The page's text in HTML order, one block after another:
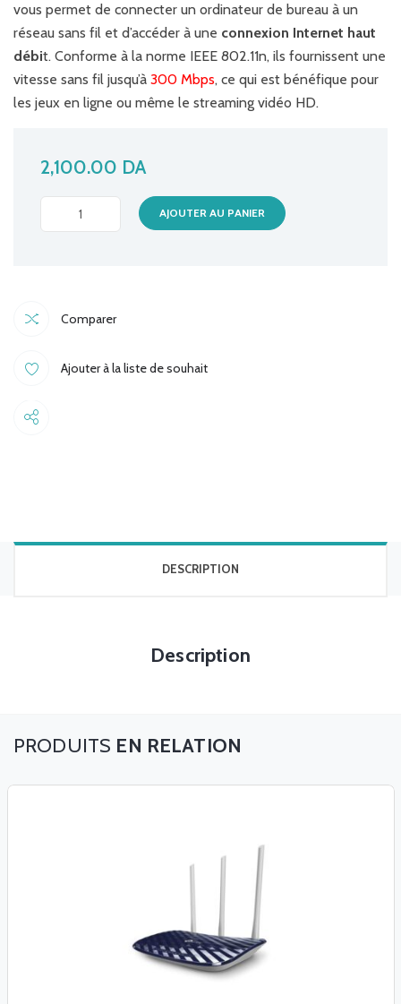
vous permet de connecter un ordinateur de bureau à un
réseau sans fil et d’accéder à une connexion Internet haut
débit. Conforme à la norme IEEE 802.11n, ils fournissent une
vitesse sans fil jusqu’à 300 Mbps, ce qui est bénéfique pour
les jeux en ligne ou même le streaming vidéo HD.
2,100.00 DA
CARTE
RESEAU
N300
EXPRESS
AJOUTER AU PANIER
Comparer
Ajouter à la liste de souhait
DESCRIPTION
Description
EN RELATION